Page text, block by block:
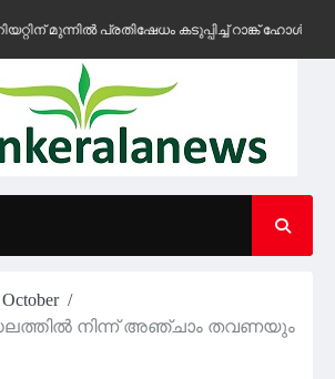
മുന്നിൽ പ്രതിഷേധം കടുപ്പിച്ച് റാങ്ക്
October
നിന്ന് അഞ്ചാം തവണയും